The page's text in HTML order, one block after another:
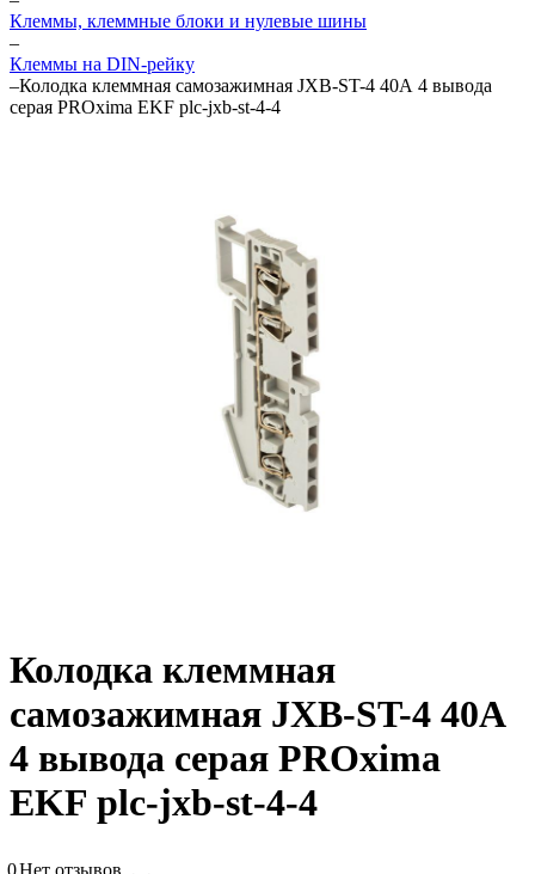
Клеммы, клеммные блоки и нулевые шины
–
Клеммы на DIN-рейку
–Колодка клеммная самозажимная JXB-ST-4 40А 4 вывода
серая PROxima EKF plc-jxb-st-4-4
Колодка клеммная
самозажимная JXB-ST-4 40А
4 вывода серая PROxima
EKF plc-jxb-st-4-4
0Нет отзывов